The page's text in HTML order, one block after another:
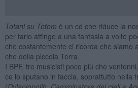
Totani su Totem è un cd che riduce la
per farlo attinge a una fantasia a volte
che costantemente ci ricorda che siamo
che della piccola Terra.
I BPF, tre musicisti poco più che
ce lo sputano in faccia, soprattutto nella